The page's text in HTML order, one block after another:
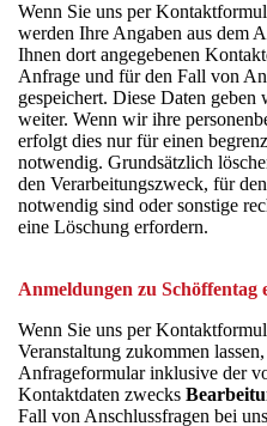
Wenn Sie uns per
werden Ihre Angaben aus dem
Ihnen dort angegebenen
Anfrage und für den Fall von
gespeichert. Diese Daten
weiter. Wenn wir ihre
erfolgt dies nur für einen
notwendig. Grundsätzlich
den Verarbeitungszweck, für
notwendig sind oder sonstige
eine Löschung erfordern.
Anmeldungen zu Schöffentag
Wenn Sie uns per
Veranstaltung zukommen
Anfrageformular inklusive der
Kontaktdaten zwecks
Fall von Anschlussfragen bei